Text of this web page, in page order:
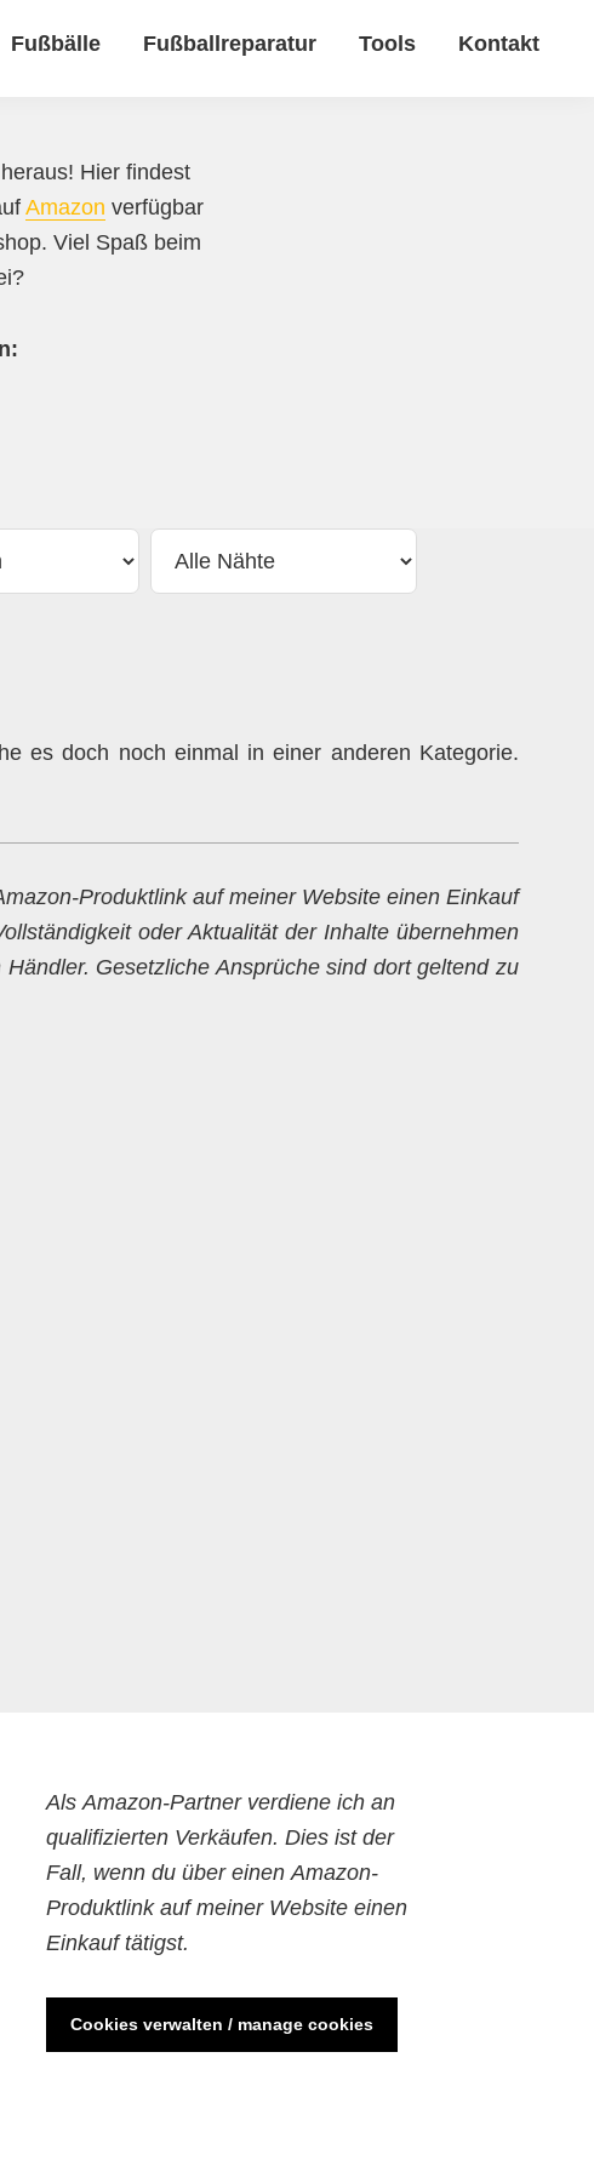
Fußbälle Fußballreparatur Tools Kontakt
Hier findest
Amazon verfügbar
Viel Spaß beim
es doch noch einmal in einer anderen Kategorie.
Produktlink auf meiner Website einen Einkauf
oder Aktualität der Inhalte übernehmen
Gesetzliche Ansprüche sind dort geltend zu
Als Amazon-Partner verdiene ich an
qualifizierten Verkäufen. Dies ist der
Fall, wenn du über einen Amazon-
Produktlink auf meiner Website einen
Einkauf tätigst.
Cookies verwalten / manage cookies